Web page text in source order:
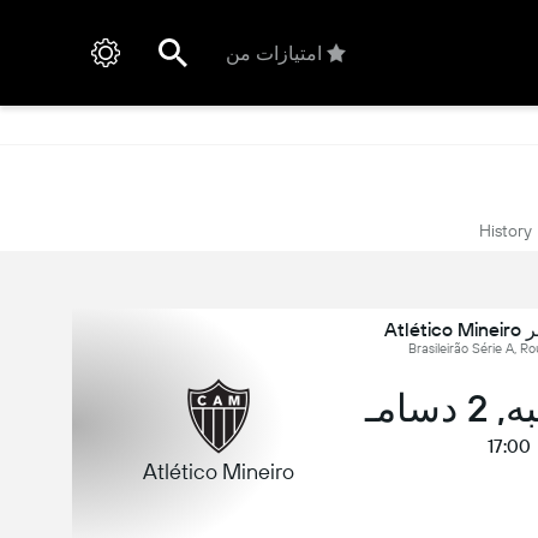
امتیازات من
History
17:00
Atlético Mineiro